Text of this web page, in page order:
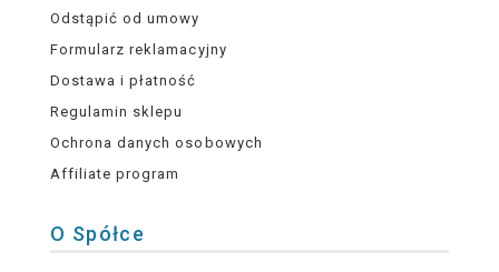
Odstąpić od umowy
Formularz reklamacyjny
Dostawa i płatność
Regulamin sklepu
Ochrona danych osobowych
Affiliate program
O Spółce